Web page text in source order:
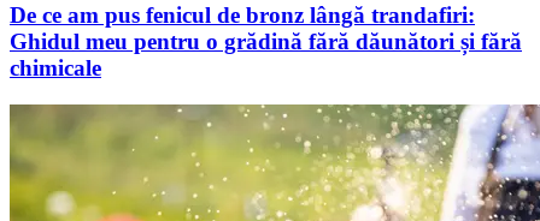
De ce am pus fenicul de bronz lângă trandafiri:
Ghidul meu pentru o grădină fără dăunători și fără
chimicale